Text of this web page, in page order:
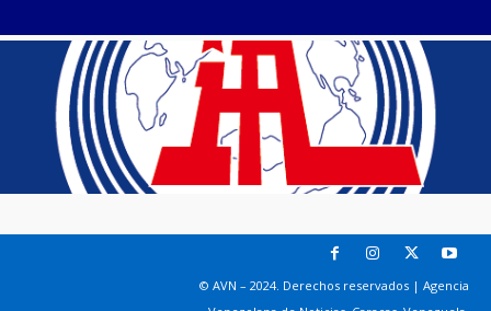
© AVN – 2024. Derechos reservados | Agencia